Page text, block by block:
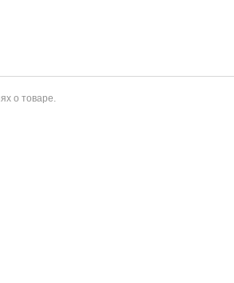
о товаре.